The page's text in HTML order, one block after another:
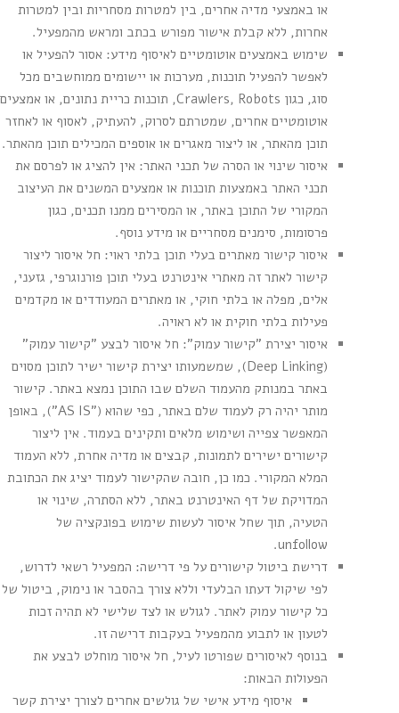
או באמצעי מדיה אחרים, בין למטרות מסחריות ובין למטרות
אחרות, ללא קבלת אישור מפורש בכתב ומראש מהמפעיל.
שימוש באמצעים אוטומטיים לאיסוף מידע: אסור להפעיל או
לאפשר להפעיל תוכנות, מערכות או יישומים ממוחשבים מכל
סוג, כגון Crawlers, Robots, תוכנות כריית נתונים, או אמצעים
אוטומטיים אחרים, שמטרתם לסרוק, להעתיק, לאסוף או לאחזר
תוכן מהאתר, או ליצור מאגרים או אוספים המכילים תוכן מהאתר.
איסור שינוי או הסרה של תכני האתר: אין להציג או לפרסם את
תכני האתר באמצעות תוכנות או אמצעים המשנים את העיצוב
המקורי של התוכן באתר, או המסירים ממנו תכנים, כגון
פרסומות, סימנים מסחריים או מידע נוסף.
איסור קישור מאתרים בעלי תוכן בלתי ראוי: חל איסור ליצור
קישור לאתר זה מאתרי אינטרנט בעלי תוכן פורנוגרפי, גזעני,
אלים, מפלה או בלתי חוקי, או מאתרים המעודדים או מקדמים
פעילות בלתי חוקית או לא ראויה.
איסור יצירת "קישור עמוק": חל איסור לבצע "קישור עמוק"
(Deep Linking), שמשמעותו יצירת קישור ישיר לתוכן מסוים
באתר במנותק מהעמוד השלם שבו התוכן נמצא באתר. קישור
מותר יהיה רק לעמוד שלם באתר, כפי שהוא ("AS IS"), באופן
המאפשר צפייה ושימוש מלאים ותקינים בעמוד. אין ליצור
קישורים ישירים לתמונות, קבצים או מדיה אחרת, ללא העמוד
המלא המקורי. כמו כן, חובה שהקישור לעמוד יציג את הכתובת
המדויקת של דף האינטרנט באתר, ללא הסתרה, שינוי או
הטעיה, תוך שחל איסור לעשות שימוש בפונקציה של
unfollow.
דרישת ביטול קישורים על פי דרישה: המפעיל רשאי לדרוש,
לפי שיקול דעתו הבלעדי וללא צורך בהסבר או נימוק, ביטול של
כל קישור עמוק לאתר. לגולש או לצד שלישי לא תהיה זכות
לטעון או לתבוע מהמפעיל בעקבות דרישה זו.
בנוסף לאיסורים שפורטו לעיל, חל איסור מוחלט לבצע את
הפעולות הבאות:
איסוף מידע אישי של גולשים אחרים לצורך יצירת קשר